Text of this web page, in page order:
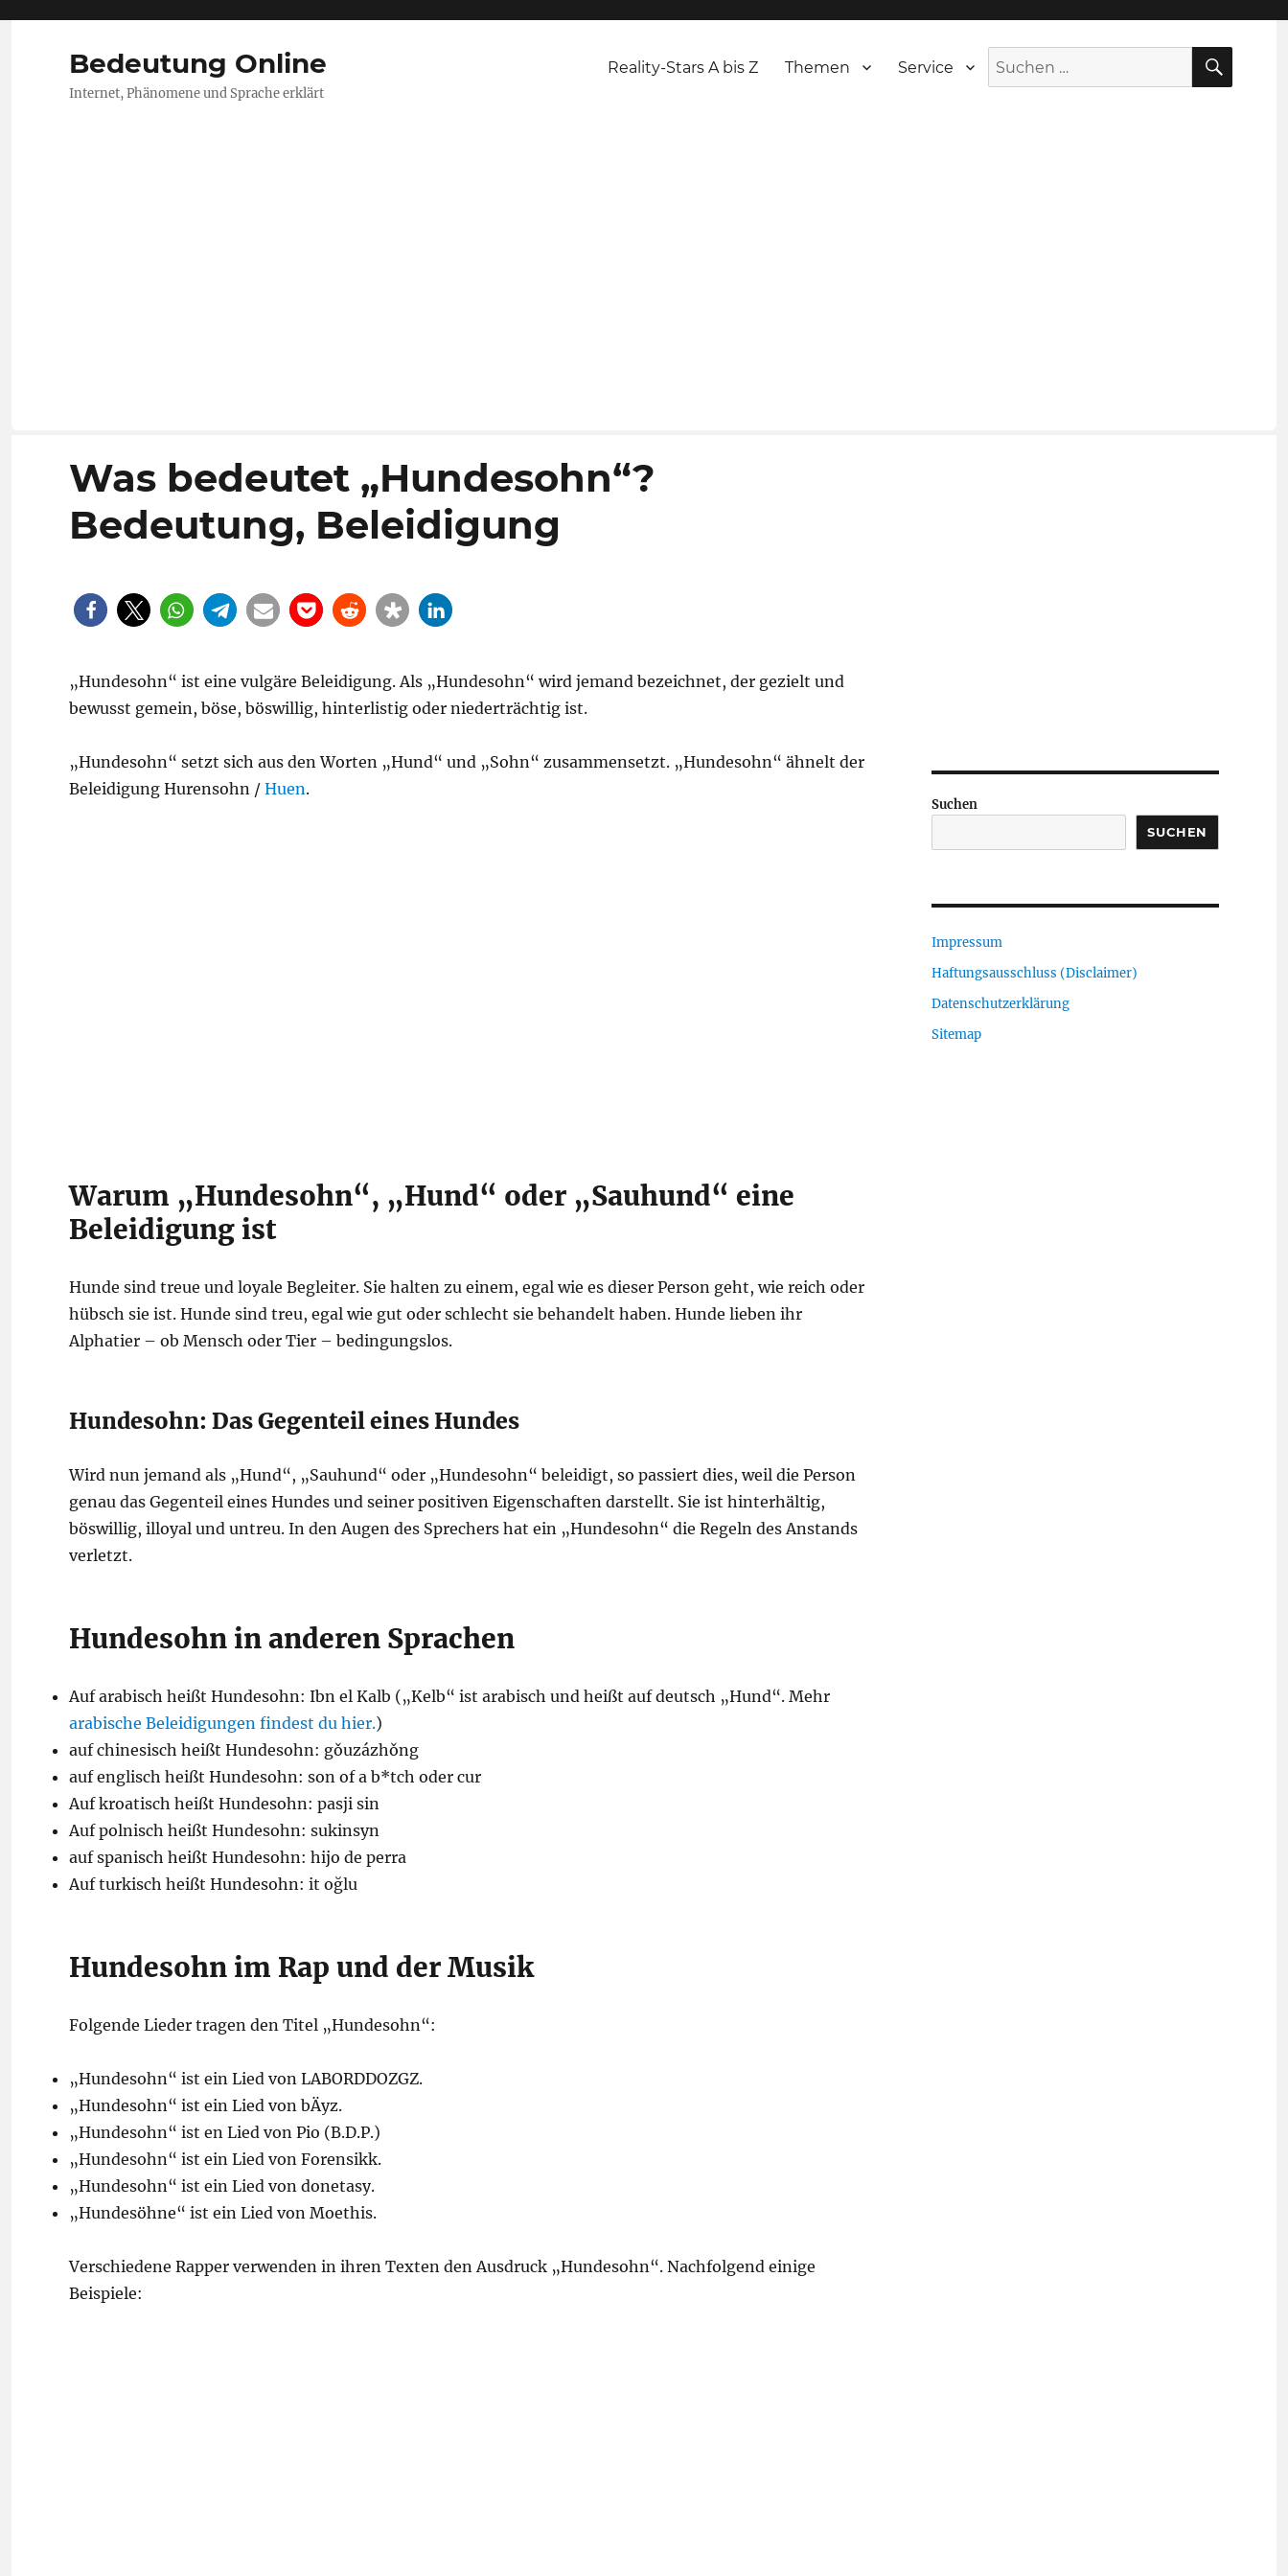
Bedeutung Online
Internet, Phänomene und Sprache erklärt
Reality-Stars A bis Z Themen Service
Suche
nach:
Was bedeutet „Hundesohn“?
Bedeutung, Beleidigung
„Hundesohn“ ist eine vulgäre Beleidigung. Als „Hundesohn“ wird jemand bezeichnet, der gezielt und
bewusst gemein, böse, böswillig, hinterlistig oder niederträchtig ist.
„Hundesohn“ setzt sich aus den Worten „Hund“ und „Sohn“ zusammensetzt. „Hundesohn“ ähnelt der
Beleidigung Hurensohn / Huen.
Warum „Hundesohn“, „Hund“ oder „Sauhund“ eine
Beleidigung ist
Hunde sind treue und loyale Begleiter. Sie halten zu einem, egal wie es dieser Person geht, wie reich oder
hübsch sie ist. Hunde sind treu, egal wie gut oder schlecht sie behandelt haben. Hunde lieben ihr
Alphatier – ob Mensch oder Tier – bedingungslos.
Hundesohn: Das Gegenteil eines Hundes
Wird nun jemand als „Hund“, „Sauhund“ oder „Hundesohn“ beleidigt, so passiert dies, weil die Person
genau das Gegenteil eines Hundes und seiner positiven Eigenschaften darstellt. Sie ist hinterhältig,
böswillig, illoyal und untreu. In den Augen des Sprechers hat ein „Hundesohn“ die Regeln des Anstands
verletzt.
Hundesohn in anderen Sprachen
Auf arabisch heißt Hundesohn: Ibn el Kalb („Kelb“ ist arabisch und heißt auf deutsch „Hund“. Mehr
arabische Beleidigungen findest du hier.)
auf chinesisch heißt Hundesohn: gǒuzázhǒng
auf englisch heißt Hundesohn: son of a b*tch oder cur
Auf kroatisch heißt Hundesohn: pasji sin
Auf polnisch heißt Hundesohn: sukinsyn
auf spanisch heißt Hundesohn: hijo de perra
Auf turkisch heißt Hundesohn: it oğlu
Hundesohn im Rap und der Musik
Folgende Lieder tragen den Titel „Hundesohn“:
„Hundesohn“ ist ein Lied von LABORDDOZGZ.
„Hundesohn“ ist ein Lied von bÄyz.
„Hundesohn“ ist en Lied von Pio (B.D.P.)
„Hundesohn“ ist ein Lied von Forensikk.
„Hundesohn“ ist ein Lied von donetasy.
„Hundesöhne“ ist ein Lied von Moethis.
Verschiedene Rapper verwenden in ihren Texten den Ausdruck „Hundesohn“. Nachfolgend einige
Beispiele:
Suchen
SUCHEN
Impressum
Haftungsausschluss (Disclaimer)
Datenschutzerklärung
Sitemap